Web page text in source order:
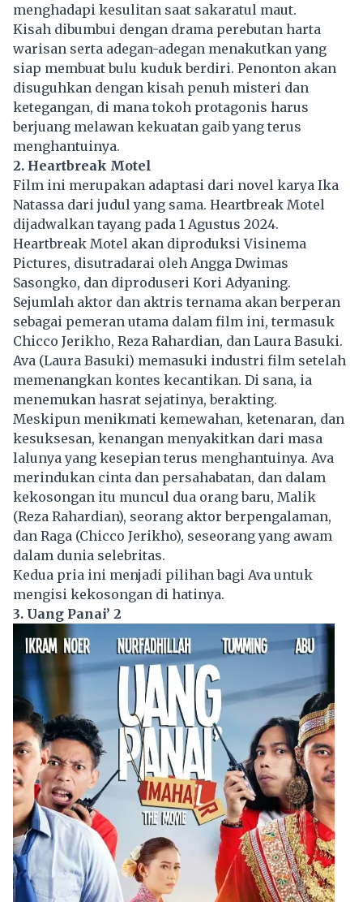
menghadapi kesulitan saat sakaratul maut.
Kisah dibumbui dengan drama perebutan harta
warisan serta adegan-adegan menakutkan yang
siap membuat bulu kuduk berdiri. Penonton akan
disuguhkan dengan kisah penuh misteri dan
ketegangan, di mana tokoh protagonis harus
berjuang melawan kekuatan gaib yang terus
menghantuinya.
2. Heartbreak Motel
Film ini merupakan adaptasi dari novel karya Ika
Natassa dari judul yang sama. Heartbreak Motel
dijadwalkan tayang pada 1 Agustus 2024.
Heartbreak Motel akan diproduksi Visinema
Pictures, disutradarai oleh Angga Dwimas
Sasongko, dan diproduseri Kori Adyaning.
Sejumlah aktor dan aktris ternama akan berperan
sebagai pemeran utama dalam film ini, termasuk
Chicco Jerikho, Reza Rahardian, dan Laura Basuki.
Ava (Laura Basuki) memasuki industri film setelah
memenangkan kontes kecantikan. Di sana, ia
menemukan hasrat sejatinya, berakting.
Meskipun menikmati kemewahan, ketenaran, dan
kesuksesan, kenangan menyakitkan dari masa
lalunya yang kesepian terus menghantuinya. Ava
merindukan cinta dan persahabatan, dan dalam
kekosongan itu muncul dua orang baru, Malik
(Reza Rahardian), seorang aktor berpengalaman,
dan Raga (Chicco Jerikho), seseorang yang awam
dalam dunia selebritas.
Kedua pria ini menjadi pilihan bagi Ava untuk
mengisi kekosongan di hatinya.
3. Uang Panai’ 2